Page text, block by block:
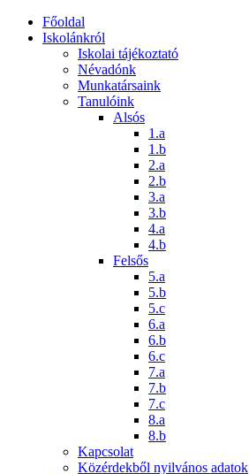
Főoldal
Iskolánkról
Iskolai tájékoztató
Névadónk
Munkatársaink
Tanulóink
Alsós
1.a
1.b
2.a
2.b
3.a
3.b
4.a
4.b
Felsős
5.a
5.b
5.c
6.a
6.b
6.c
7.a
7.b
7.c
8.a
8.b
Kapcsolat
Közérdekből nyilvános adatok